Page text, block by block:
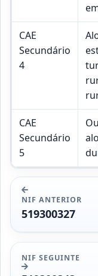
CAE
Secundário
4
CAE
Secundário
5
NIF ANTERIOR
519300327
NIF SEGUINTE